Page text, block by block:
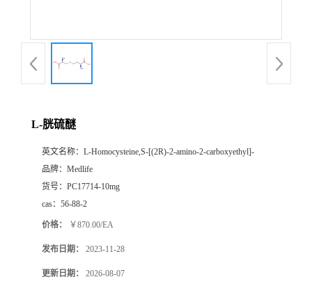
L-胱硫醚
英文名称： L-Homocysteine,S-[(2R)-2-amino-2-carboxyethyl]-
品牌： Medlife
货号： PC17714-10mg
cas： 56-88-2
价格： ￥870.00/EA
发布日期： 2023-11-28
更新日期： 2026-08-07